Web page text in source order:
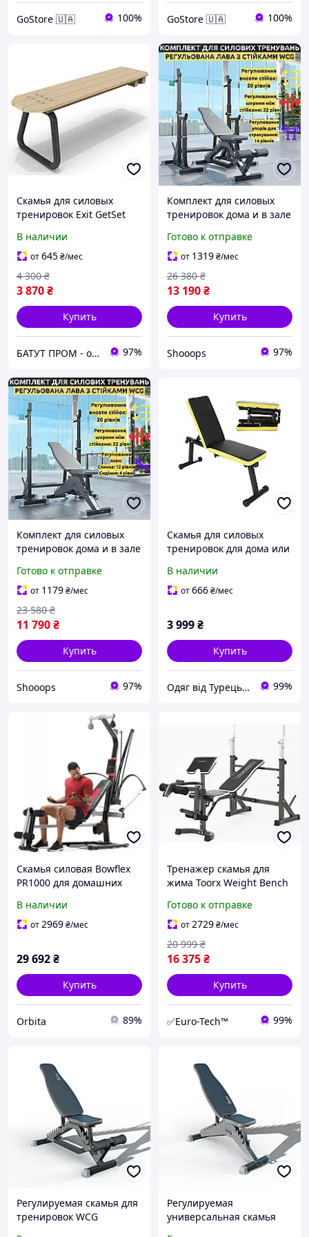
GoStore 🇺🇦 100% GoStore 🇺🇦 100%
Скамья для силовых
тренировок Exit GetSet
PS500, PS600)
В наличии
от645₴/мес
3 870₴
4 300 ₴
Купить
БАТУТ ПРОМ - онлайн супермаркет для дітей та батьків 97%
Комплект для силовых
тренировок дома и в зале
жима WCG Defender со
стойками Bugai Pro
Готово к отправке
от 1319₴/мес
13 190₴
26 380 ₴
Купить
Shooops 97%
Комплект для силовых
тренировок дома и в зале
жима WCG Blade со
стойками Bugai 3в1
Готово к отправке
от 1179₴/мес
11 790₴
23 580 ₴
Купить
Shooops 97%
Скамья для силовых
тренировок для дома или
В наличии
от666₴/мес
3 999₴
Купить
Одяг від Турецьких виробників. Магазин Radda 99%
Скамья силовая Bowflex
PR1000 для домашних
упражнений
В наличии
от2969₴/мес
29 692₴
Купить
Orbita 89%
Тренажер скамья для
жима Toorx Weight Bench
комплексной силовой
тренировки в домашних
Готово к отправке
от2729₴/мес
16 375₴
20 999 ₴
Купить
✅Euro-Tech™ 99%
Регулируемая скамья для
тренировок WCG
Регулируемая
универсальная скамья